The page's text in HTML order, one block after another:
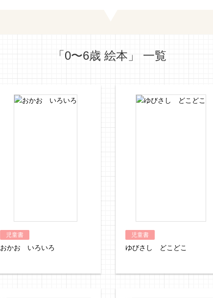
「0〜6歳 絵本」 一覧
児童書
おかお いろいろ
児童書
ゆびさし どこどこ